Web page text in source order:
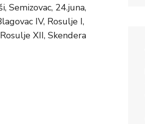
Semizovac, 24.juna,
IV, Rosulje I,
XII, Skendera